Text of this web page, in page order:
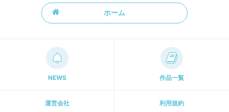
ホーム
NEWS 作品一覧
運営会社 利用規約